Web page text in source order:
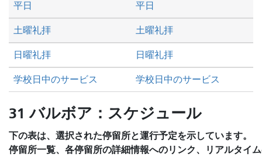
土曜礼拝 土曜礼拝
日曜礼拝 日曜礼拝
平日 平日
学校日中のサービス 学校日中のサービス
31 バルボア：スケジュール
下の表は、選択された停留所と運行予定を示しています。
停留所一覧、各停留所の詳細情報へのリンク、リアルタイ